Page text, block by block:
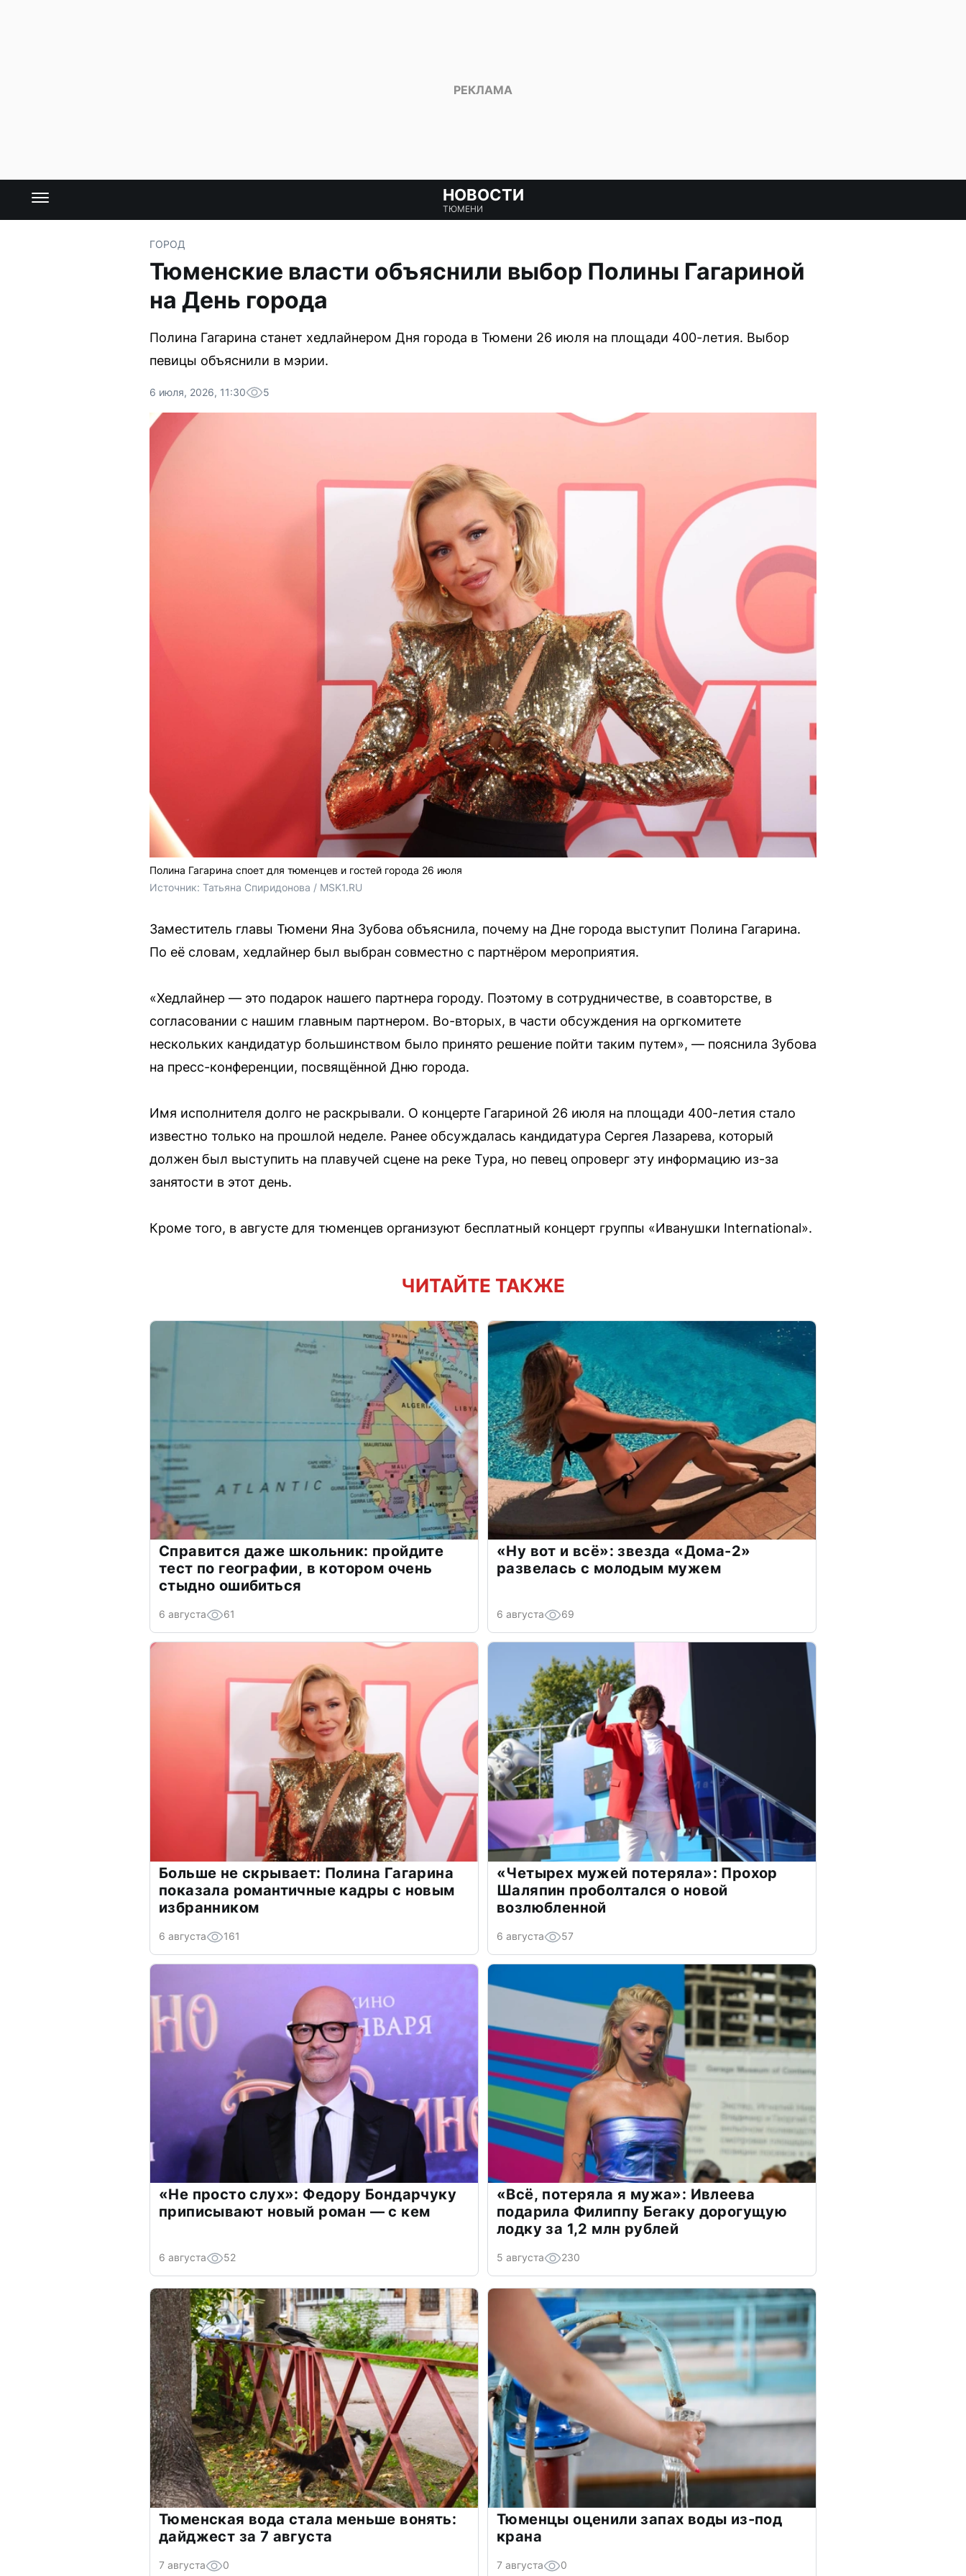
НОВОСТИ
ТЮМЕНИ
ГОРОД
Тюменские власти объяснили выбор Полины Гагариной
на День города
Полина Гагарина станет хедлайнером Дня города в Тюмени 26 июля на площади 400-летия. Выбор
певицы объяснили в мэрии.
6 июля, 2026, 11:30 5
Полина Гагарина споет для тюменцев и гостей города 26 июля
Источник: Татьяна Спиридонова / MSK1.RU
Заместитель главы Тюмени Яна Зубова объяснила, почему на Дне города выступит Полина Гагарина.
По её словам, хедлайнер был выбран совместно с партнёром мероприятия.
«Хедлайнер — это подарок нашего партнера городу. Поэтому в сотрудничестве, в соавторстве, в
согласовании с нашим главным партнером. Во-вторых, в части обсуждения на оргкомитете
нескольких кандидатур большинством было принято решение пойти таким путем», — пояснила Зубова
на пресс-конференции, посвящённой Дню города.
Имя исполнителя долго не раскрывали. О концерте Гагариной 26 июля на площади 400-летия стало
известно только на прошлой неделе. Ранее обсуждалась кандидатура Сергея Лазарева, который
должен был выступить на плавучей сцене на реке Тура, но певец опроверг эту информацию из-за
занятости в этот день.
Кроме того, в августе для тюменцев организуют бесплатный концерт группы «Иванушки International».
ЧИТАЙТЕ ТАКЖЕ
Справится даже школьник: пройдите
тест по географии, в котором очень
стыдно ошибиться
6 августа 61
«Ну вот и всё»: звезда «Дома-2»
развелась с молодым мужем
6 августа 69
Больше не скрывает: Полина Гагарина
показала романтичные кадры с новым
избранником
6 августа 161
«Четырех мужей потеряла»: Прохор
Шаляпин проболтался о новой
возлюбленной
6 августа 57
«Не просто слух»: Федору Бондарчуку
приписывают новый роман — с кем
6 августа 52
«Всё, потеряла я мужа»: Ивлеева
подарила Филиппу Бегаку дорогущую
лодку за 1,2 млн рублей
5 августа 230
Тюменская вода стала меньше вонять:
дайджест за 7 августа
7 августа 0
Тюменцы оценили запах воды из-под
крана
7 августа 0